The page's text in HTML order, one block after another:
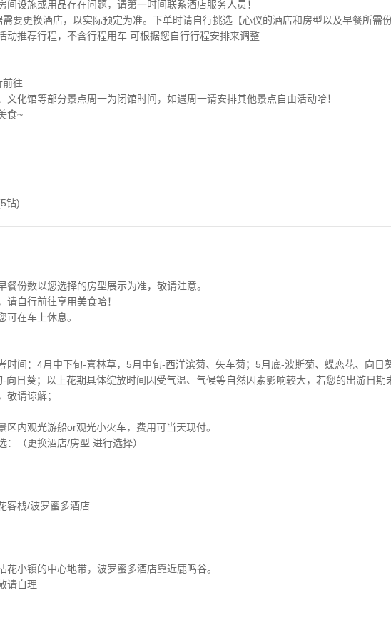
间设施或用品存在问题，请第一时间联系酒店服务人员！
要更换酒店，以实际预定为准。下单时请自行挑选【心仪的酒店和房型以及早餐所需
动推荐行程，不含行程用车 可根据您自行行程安排来调整
前往
文化馆等部分景点周一为闭馆时间，如遇周一请安排其他景点自由活动哈！
食~
钻)
餐份数以您选择的房型展示为准，敬请注意。
请自行前往享用美食哈！
可在车上休息。
时间：4月中下旬-喜林草，5月中旬-西洋滨菊、矢车菊；5月底-波斯菊、蝶恋花、向日
向日葵；以上花期具体绽放时间因受气温、气候等自然因素影响较大，若您的出游日期
敬请谅解；
区内观光游船or观光小火车，费用可当天现付。
：（更换酒店/房型 进行选择）
客栈/波罗蜜多酒店
花小镇的中心地带，波罗蜜多酒店靠近鹿鸣谷。
请自理